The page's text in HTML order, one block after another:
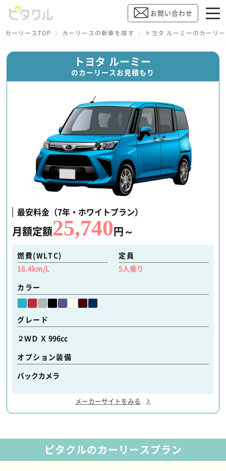
お問い合わせ
カーリースTOP カーリースの新車を探す トヨタ ルーミーのカーリ
トヨタ ルーミー
のカーリースお見積もり
最安料金（7年・ホワイトプラン）
月額定額25,740 円～
燃費(WLTC)
18.4 km/L
定員
5人乗り
カラー
グレード
２ＷＤ Ｘ 996cc
オプション装備
バックカメラ
メーカーサイトをみる
ピタクルのカーリースプラン